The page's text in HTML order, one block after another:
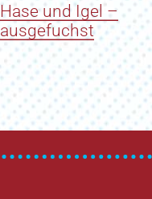
Hase und Igel –
ausgefuchst